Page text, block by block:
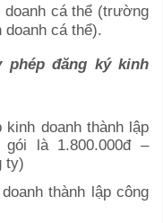
cá thể (trường
doanh cá thể).
đăng ký kinh
doanh thành lập
gói là 1.800.000đ –
ty)
thành lập công